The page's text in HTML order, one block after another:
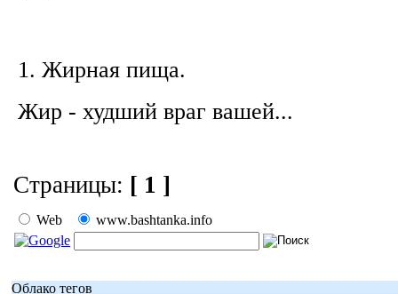
1. Жирная пища.
Жир - худший враг вашей...
Страницы: [ 1 ]
Web www.bashtanka.info
Облако тегов